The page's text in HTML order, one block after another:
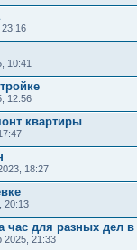
23:16
10:41
12:56
квартиры
18:27
20:13
час для разных дел в
2025, 21:33